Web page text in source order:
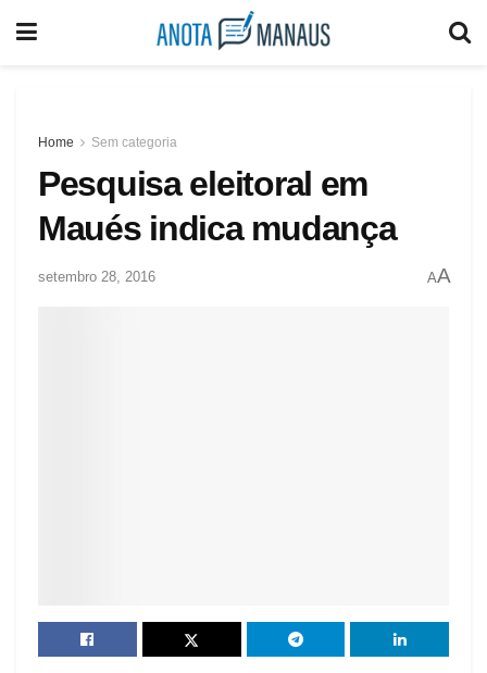
Home Sem categoria
Pesquisa eleitoral em
Maués indica mudança
setembro 28, 2016 AA